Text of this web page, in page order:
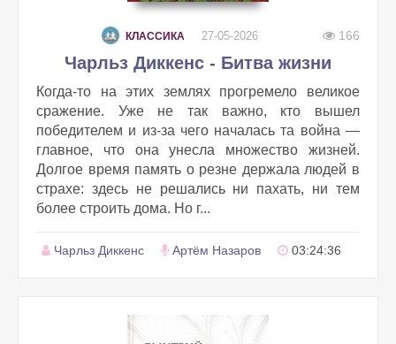
КЛАССИКА 27-05-2026 166
Чарльз Диккенс - Битва жизни
Когда-то на этих землях прогремело великое
сражение. Уже не так важно, кто вышел
победителем и из-за чего началась та война —
главное, что она унесла множество жизней.
Долгое время память о резне держала людей в
страхе: здесь не решались ни пахать, ни тем
более строить дома. Но г...
Чарльз Диккенс Артём Назаров 03:24:36